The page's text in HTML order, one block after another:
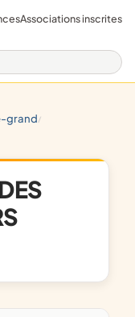
Associations inscrites
grand/